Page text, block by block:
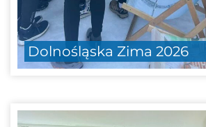
Dolnośląska Zima 2026